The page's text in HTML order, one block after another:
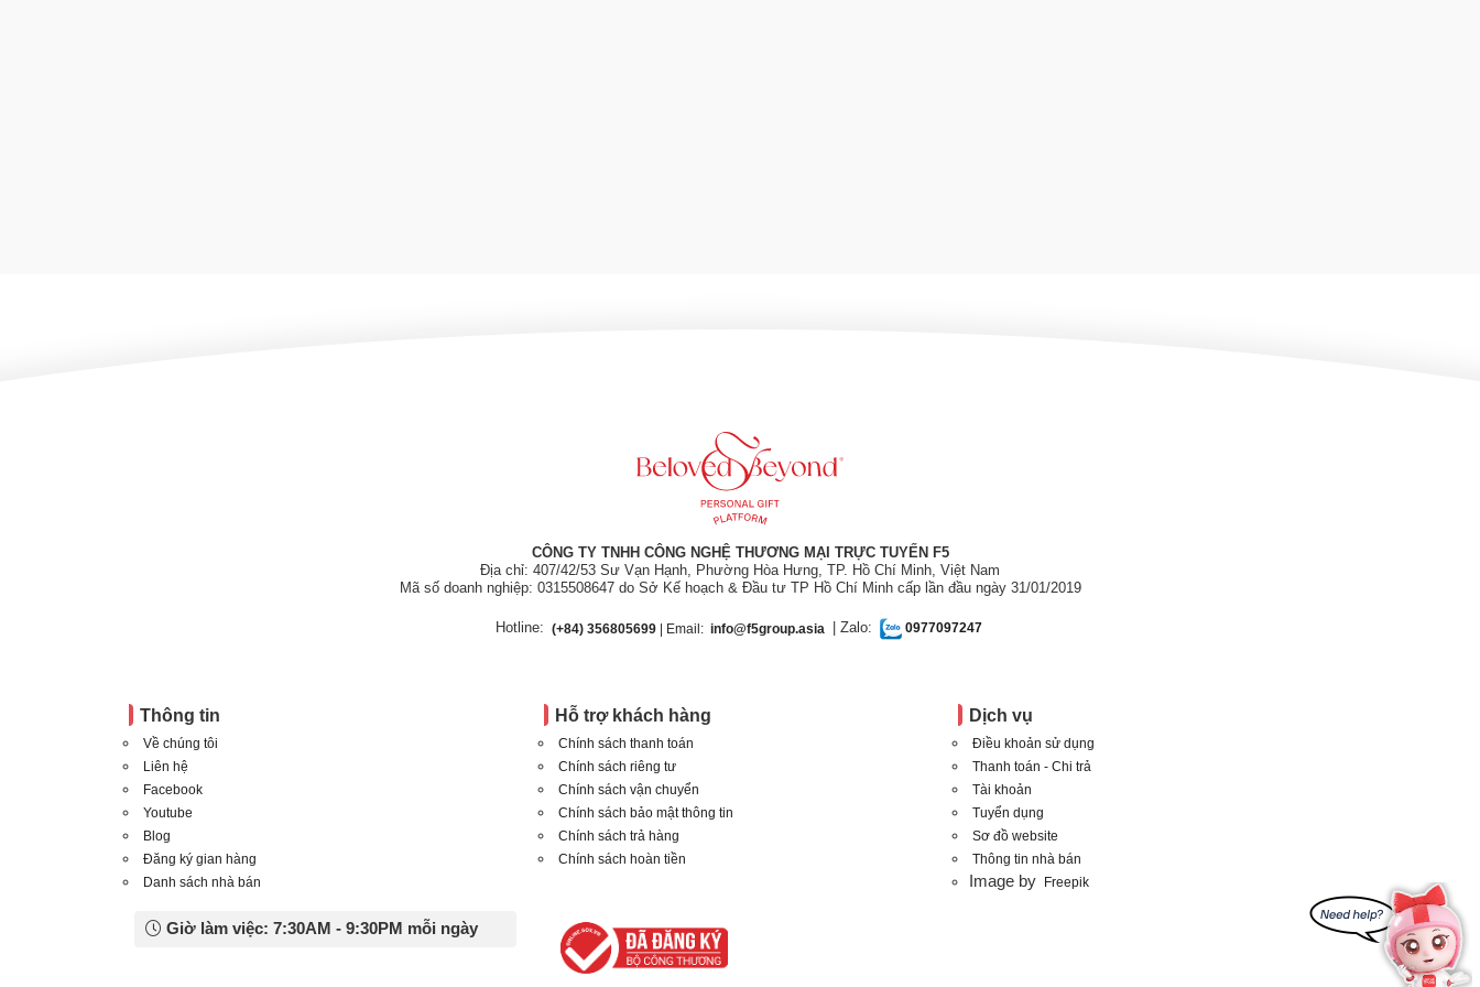
CÔNG TY TNHH CÔNG NGHỆ THƯƠNG MẠI TRỰC TUYẾN F5
Địa chỉ: 407/42/53 Sư Vạn Hạnh, Phường Hòa Hưng, TP. Hồ Chí Minh, Việt Nam
Mã số doanh nghiệp: 0315508647 do Sở Kế hoạch & Đầu tư TP Hồ Chí Minh cấp lần đầu ngày 31/01/2019
Hotline: (+84) 356805699| Email: info@f5group.asia | Zalo: 0977097247
Thông tin
Về chúng tôi
Liên hệ
Facebook
Youtube
Blog
Đăng ký gian hàng
Danh sách nhà bán
Hỗ trợ khách hàng
Chính sách thanh toán
Chính sách riêng tư
Chính sách vận chuyển
Chính sách bảo mật thông tin
Chính sách trả hàng
Chính sách hoàn tiền
Dịch vụ
Điều khoản sử dụng
Thanh toán - Chi trả
Tài khoản
Tuyển dụng
Sơ đồ website
Thông tin nhà bán
Image by Freepik
Giờ làm việc: 7:30AM - 9:30PM mỗi ngày